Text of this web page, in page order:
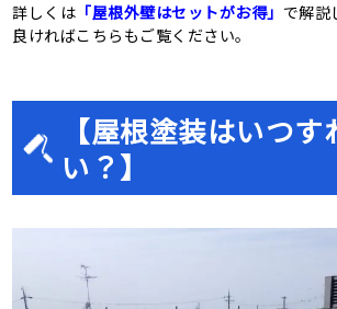
詳しくは 「屋根外壁はセットがお得」 で解説
良ければこちらもご覧ください。
【屋根塗装はいつす
い？】